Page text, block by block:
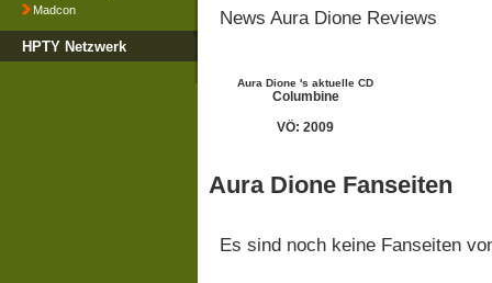
Madcon
HPTY Netzwerk
News Aura Dione Reviews
Aura Dione 's aktuelle CD
Columbine
VÖ: 2009
Aura Dione Fanseiten
Es sind noch keine Fanseiten